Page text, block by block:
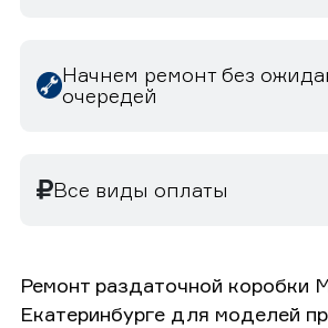
Начнем ремонт без
очередей
Все виды оплаты
Ремонт раздаточной коробки
Екатеринбурге для моделей